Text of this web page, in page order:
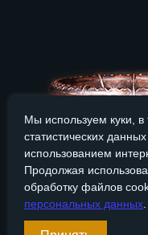
Мы используем куки,
статистических
использованием
Продолжая
обработку файлов
персональных данных
Сайт